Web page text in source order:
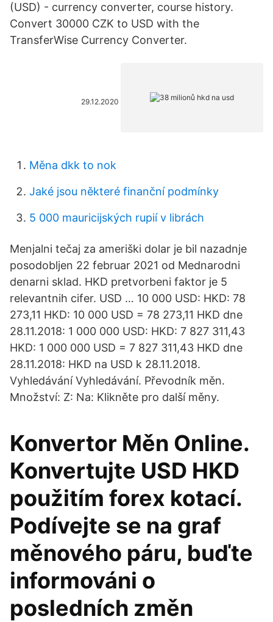
(USD) - currency converter, course history.
Convert 30000 CZK to USD with the
TransferWise Currency Converter.
29.12.2020
Měna dkk to nok
Jaké jsou některé finanční podmínky
5 000 mauricijských rupií v librách
Menjalni tečaj za ameriški dolar je bil nazadnje
posodobljen 22 februar 2021 od Mednarodni
denarni sklad. HKD pretvorbeni faktor je 5
relevantnih cifer. USD … 10 000 USD: HKD: 78
273,11 HKD: 10 000 USD = 78 273,11 HKD dne
28.11.2018: 1 000 000 USD: HKD: 7 827 311,43
HKD: 1 000 000 USD = 7 827 311,43 HKD dne
28.11.2018: HKD na USD k 28.11.2018.
Vyhledávání Vyhledávání. Převodník měn.
Množství: Z: Na: Klikněte pro další měny.
Konvertor Měn Online.
Konvertujte USD HKD
použitím forex kotací.
Podívejte se na graf
měnového páru, buďte
informováni o
posledních změn